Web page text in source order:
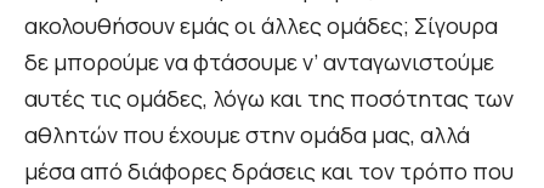
ακολουθήσουν εμάς οι άλλες ομάδες; Σίγουρα
δε μπορούμε να φτάσουμε ν’ ανταγωνιστούμε
αυτές τις ομάδες, λόγω και της ποσότητας των
αθλητών που έχουμε στην ομάδα μας, αλλά
μέσα από διάφορες δράσεις και τον τρόπο που